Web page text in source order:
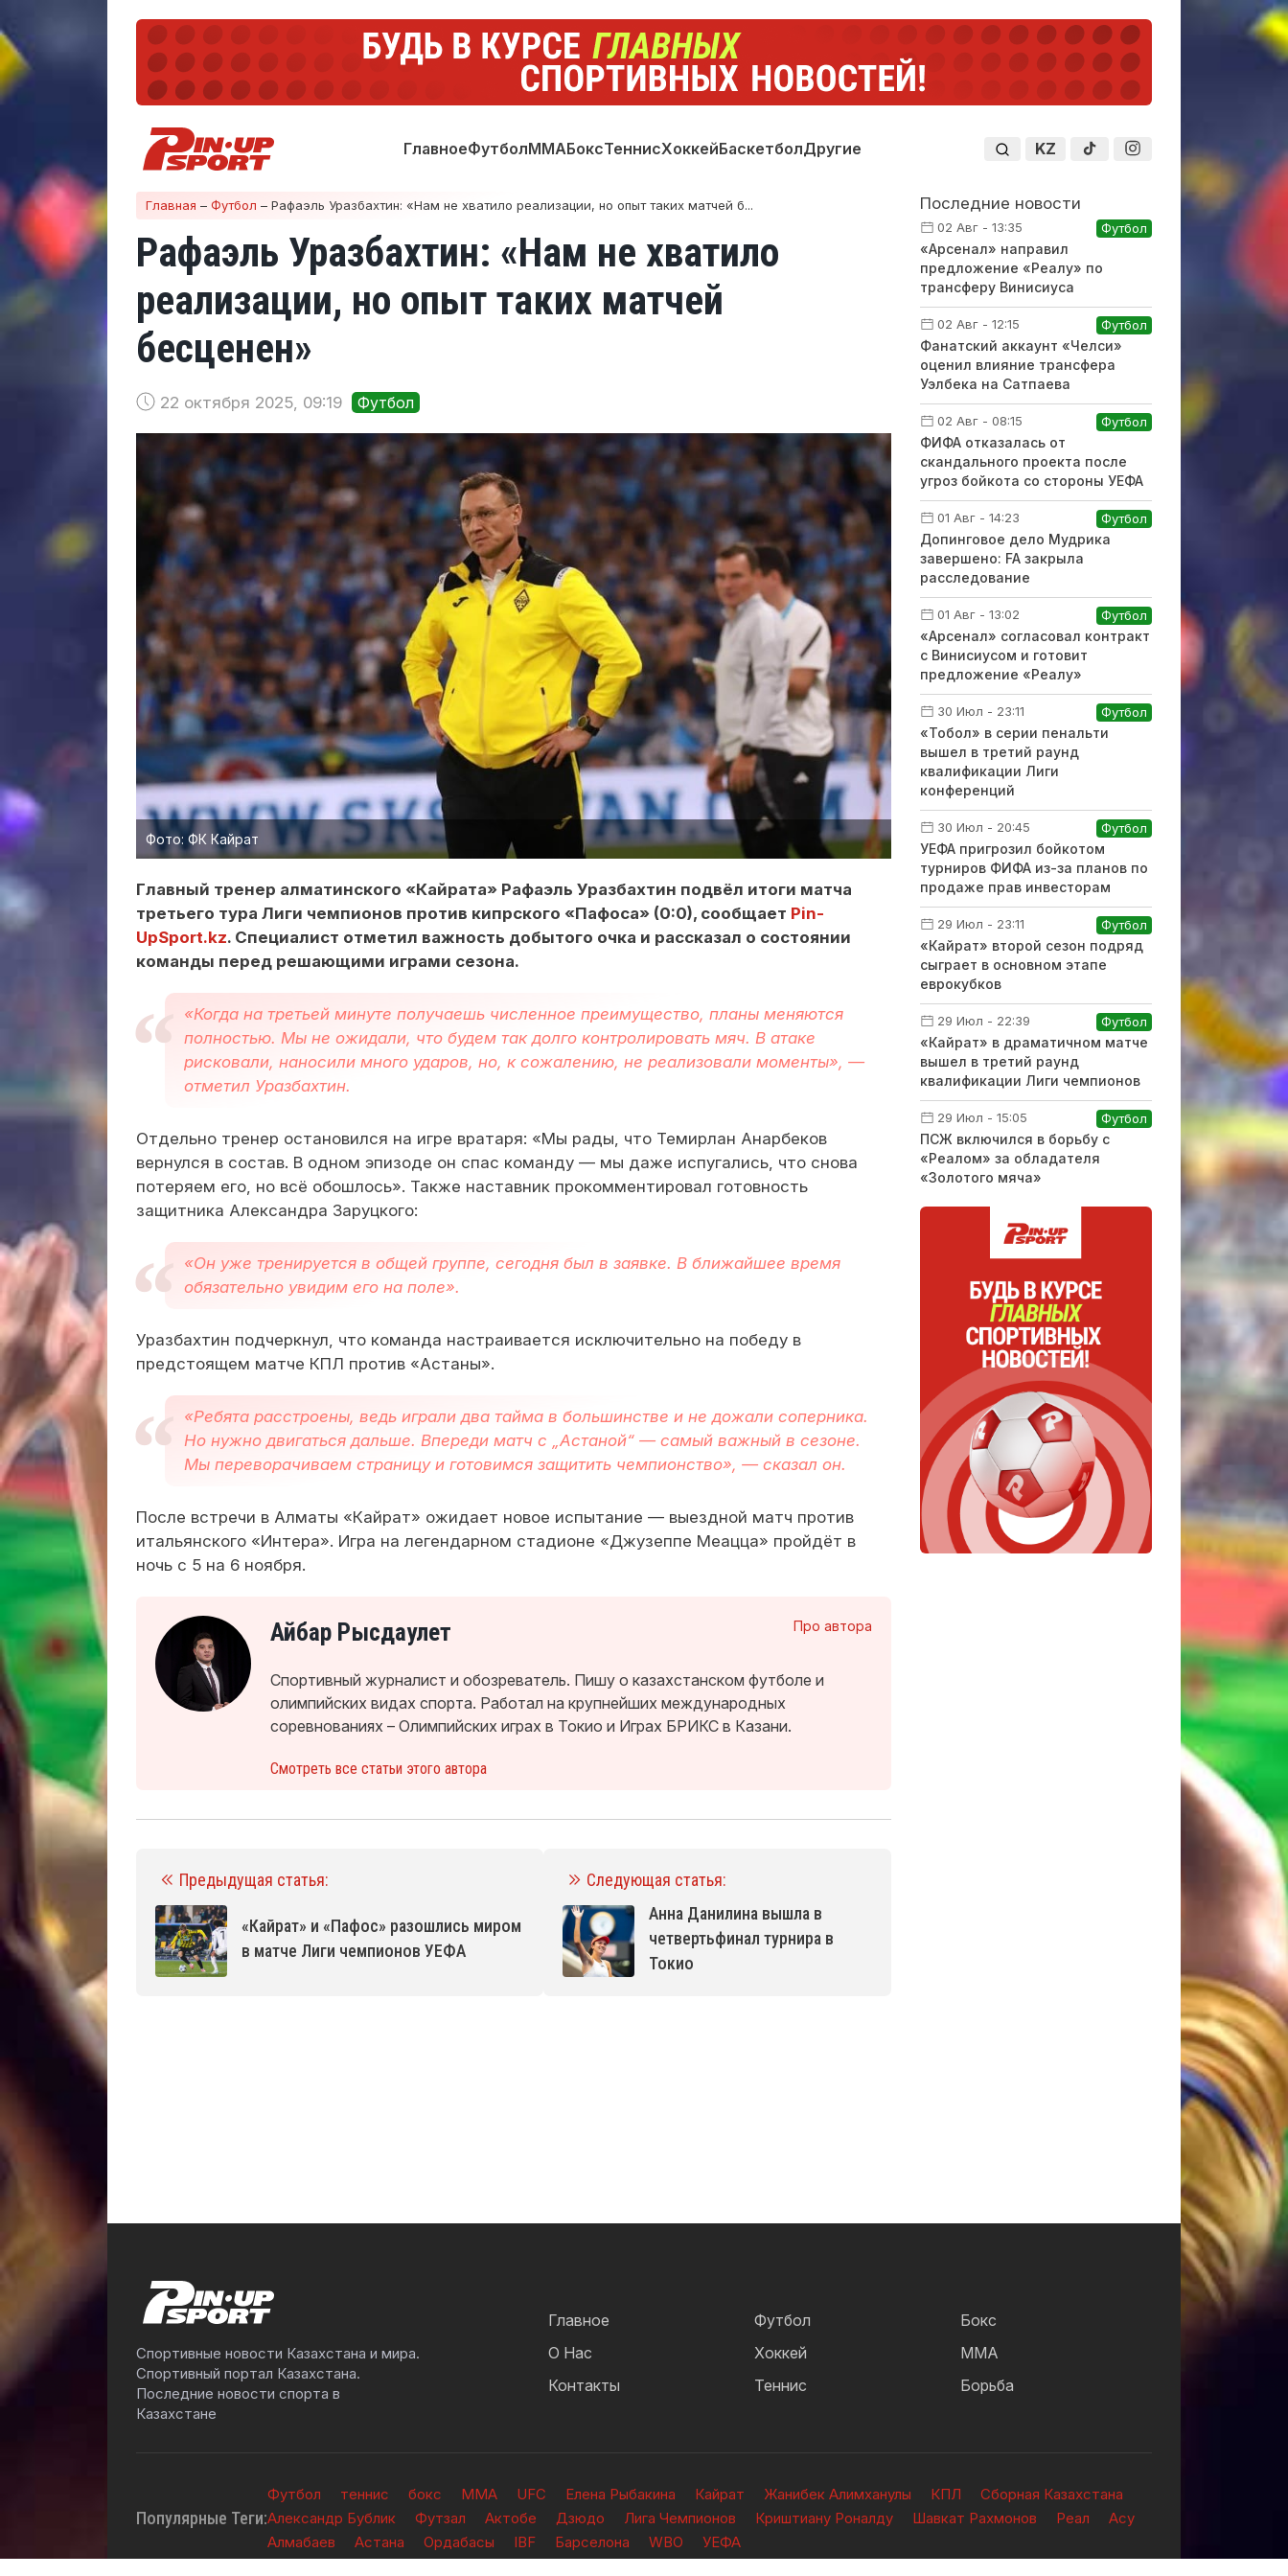
ГлавноеФутболММАБоксТеннисХоккейБаскетболДругие KZ
Главная – Футбол – Рафаэль Уразбахтин: «Нам не хватило реализации, но опыт таких матчей б...
Рафаэль Уразбахтин: «Нам не хватило
реализации, но опыт таких матчей
бесценен»
22 октября 2025, 09:19 Футбол
Фото: ФК Кайрат
Главный тренер алматинского «Кайрата» Рафаэль Уразбахтин подвёл итоги матча
третьего тура Лиги чемпионов против кипрского «Пафоса» (0:0), сообщает Pin-
UpSport.kz. Специалист отметил важность добытого очка и рассказал о состоянии
команды перед решающими играми сезона.
«Когда на третьей минуте получаешь численное преимущество, планы меняются
полностью. Мы не ожидали, что будем так долго контролировать мяч. В атаке
рисковали, наносили много ударов, но, к сожалению, не реализовали моменты», —
отметил Уразбахтин.
Отдельно тренер остановился на игре вратаря: «Мы рады, что Темирлан Анарбеков
вернулся в состав. В одном эпизоде он спас команду — мы даже испугались, что снова
потеряем его, но всё обошлось». Также наставник прокомментировал готовность
защитника Александра Заруцкого:
«Он уже тренируется в общей группе, сегодня был в заявке. В ближайшее время
обязательно увидим его на поле».
Уразбахтин подчеркнул, что команда настраивается исключительно на победу в
предстоящем матче КПЛ против «Астаны».
«Ребята расстроены, ведь играли два тайма в большинстве и не дожали соперника.
Но нужно двигаться дальше. Впереди матч с „Астаной“ — самый важный в сезоне.
Мы переворачиваем страницу и готовимся защитить чемпионство», — сказал он.
После встречи в Алматы «Кайрат» ожидает новое испытание — выездной матч против
итальянского «Интера». Игра на легендарном стадионе «Джузеппе Меацца» пройдёт в
ночь с 5 на 6 ноября.
Про автора
Айбар Рысдаулет
Спортивный журналист и обозреватель. Пишу о казахстанском футболе и
олимпийских видах спорта. Работал на крупнейших международных
соревнованиях – Олимпийских играх в Токио и Играх БРИКС в Казани.
Смотреть все статьи этого автора
Предыдущая статья:
«Кайрат» и «Пафос» разошлись миром
в матче Лиги чемпионов УЕФА
Следующая статья:
Анна Данилина вышла в
четвертьфинал турнира в
Токио
Последние новости
02 Авг - 13:35 Футбол
«Арсенал» направил
предложение «Реалу» по
трансферу Винисиуса
02 Авг - 12:15 Футбол
Фанатский аккаунт «Челси»
оценил влияние трансфера
Уэлбека на Сатпаева
02 Авг - 08:15 Футбол
ФИФА отказалась от
скандального проекта после
угроз бойкота со стороны УЕФА
01 Авг - 14:23 Футбол
Допинговое дело Мудрика
завершено: FA закрыла
расследование
01 Авг - 13:02 Футбол
«Арсенал» согласовал контракт
с Винисиусом и готовит
предложение «Реалу»
30 Июл - 23:11 Футбол
«Тобол» в серии пенальти
вышел в третий раунд
квалификации Лиги
конференций
30 Июл - 20:45 Футбол
УЕФА пригрозил бойкотом
турниров ФИФА из-за планов по
продаже прав инвесторам
29 Июл - 23:11 Футбол
«Кайрат» второй сезон подряд
сыграет в основном этапе
еврокубков
29 Июл - 22:39 Футбол
«Кайрат» в драматичном матче
вышел в третий раунд
квалификации Лиги чемпионов
29 Июл - 15:05 Футбол
ПСЖ включился в борьбу с
«Реалом» за обладателя
«Золотого мяча»
Спортивные новости Казахстана и мира.
Спортивный портал Казахстана.
Последние новости спорта в
Казахстане
Главное
О Нас
Контакты
Футбол
Хоккей
Теннис
Бокс
ММА
Борьба
Популярные Теги:
Футбол теннис бокс ММА UFC Елена Рыбакина Кайрат Жанибек Алимханулы КПЛ
Сборная Казахстана
Александр Бублик
Футзал Актобе Дзюдо Лига Чемпионов Криштиану Роналду Шавкат Рахмонов Реал
Асу
Алмабаев
Астана Ордабасы IBF Барселона WBO УЕФА